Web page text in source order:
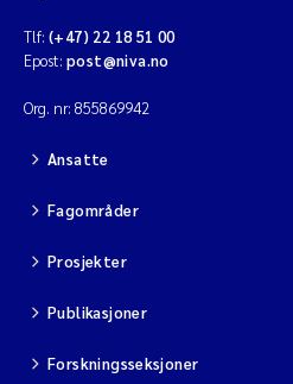
Tlf: (+47) 22 18 51 00
Epost: post@niva.no
Org. nr: 855869942
Ansatte
Fagområder
Prosjekter
Publikasjoner
Forskningsseksjoner